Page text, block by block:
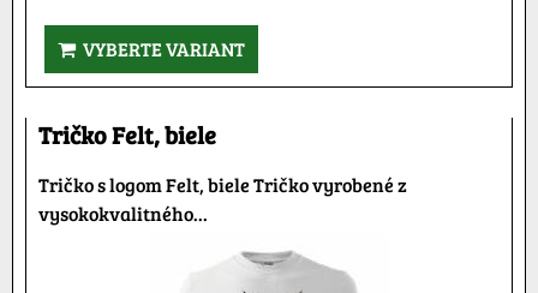
VYBERTE VARIANT
Tričko Felt, biele
Tričko s logom Felt, biele Tričko vyrobené z
vysokokvalitného...